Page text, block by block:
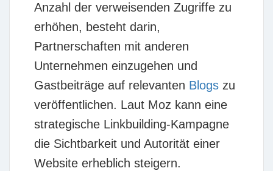
Anzahl der verweisenden Zugriffe zu
erhöhen, besteht darin,
Partnerschaften mit anderen
Unternehmen einzugehen und
Gastbeiträge auf relevanten Blogs zu
veröffentlichen. Laut Moz kann eine
strategische Linkbuilding-Kampagne
die Sichtbarkeit und Autorität einer
Website erheblich steigern.